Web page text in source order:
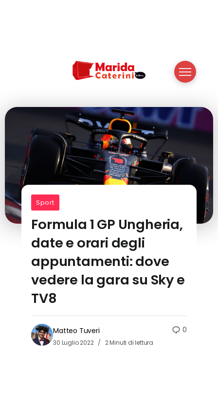
Sport
Formula 1 GP Ungheria,
date e orari degli
appuntamenti: dove
vedere la gara su Sky e
TV8
Matteo Tuveri
30 Luglio 2022 2 Minuti di lettura
0